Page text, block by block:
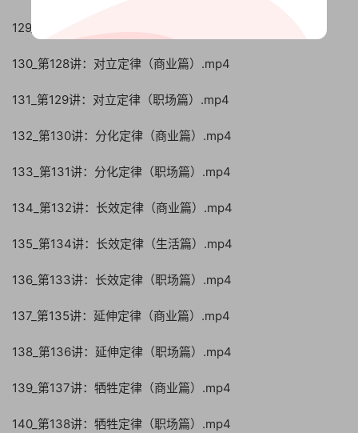
129_第127讲：二元定律（职场篇）.mp4
130_第128讲：对立定律（商业篇）.mp4
131_第129讲：对立定律（职场篇）.mp4
132_第130讲：分化定律（商业篇）.mp4
133_第131讲：分化定律（职场篇）.mp4
134_第132讲：长效定律（商业篇）.mp4
135_第134讲：长效定律（生活篇）.mp4
136_第133讲：长效定律（职场篇）.mp4
137_第135讲：延伸定律（商业篇）.mp4
138_第136讲：延伸定律（职场篇）.mp4
139_第137讲：牺牲定律（商业篇）.mp4
140_第138讲：牺牲定律（职场篇）.mp4